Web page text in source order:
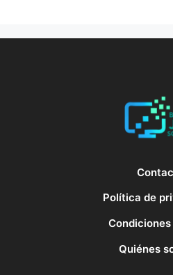
Política de
Condiciones
Quiénes